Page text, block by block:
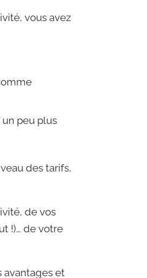
vous avez
peu plus
des tarifs,
de vos
!)… de votre
avantages et